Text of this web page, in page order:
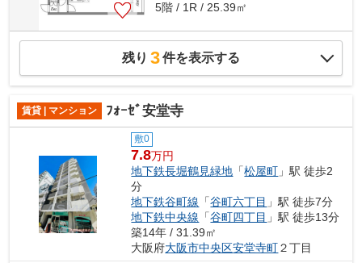
5階 / 1R / 25.39㎡
残り 3件を表示する
賃貸 | マンション ﾌｫｰｾﾞ安堂寺
敷0
7.8万円
地下鉄長堀鶴見緑地 「松屋町 」駅 徒歩2
分
地下鉄谷町線 「谷町六丁目 」駅 徒歩7分
地下鉄中央線 「谷町四丁目 」駅 徒歩13分
築14年 / 31.39㎡
大阪府大阪市中央区安堂寺町２丁目